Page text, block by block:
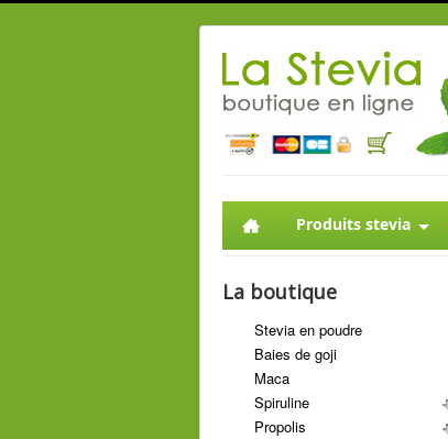
Produits stevia
La boutique
Stevia en poudre
Baies de goji
Maca
Spiruline
Propolis